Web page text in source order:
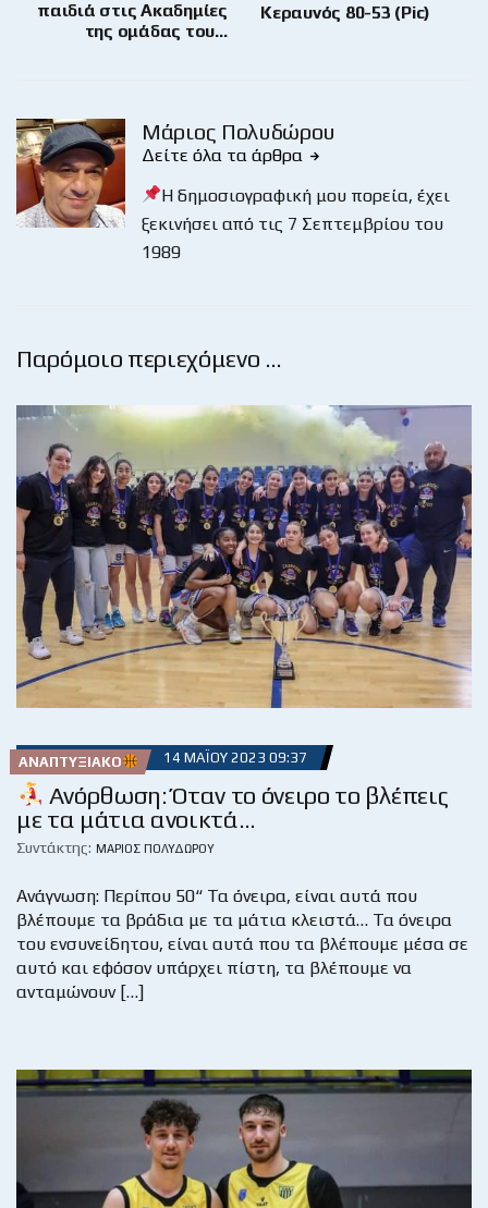
παιδιά στις Ακαδημίες
της ομάδας του…
Κεραυνός 80-53 (Pic)
Μάριος Πολυδώρου
Δείτε όλα τα άρθρα
Η δημοσιογραφική μου πορεία, έχει
ξεκινήσει από τις 7 Σεπτεμβρίου του
1989
Παρόμοιο περιεχόμενο …
ΑΝΑΠΤΥΞΙΑΚΌ 14 ΜΑΪ́ΟΥ 2023 09:37
Ανόρθωση: Όταν το όνειρο το βλέπεις
με τα μάτια ανοικτά…
Συντάκτης: ΜΆΡΙΟΣ ΠΟΛΥΔΏΡΟΥ
Ανάγνωση: Περίπου 50“ Τα όνειρα, είναι αυτά που
βλέπουμε τα βράδια με τα μάτια κλειστά… Τα όνειρα
του ενσυνείδητου, είναι αυτά που τα βλέπουμε μέσα σε
αυτό και εφόσον υπάρχει πίστη, τα βλέπουμε να
ανταμώνουν […]